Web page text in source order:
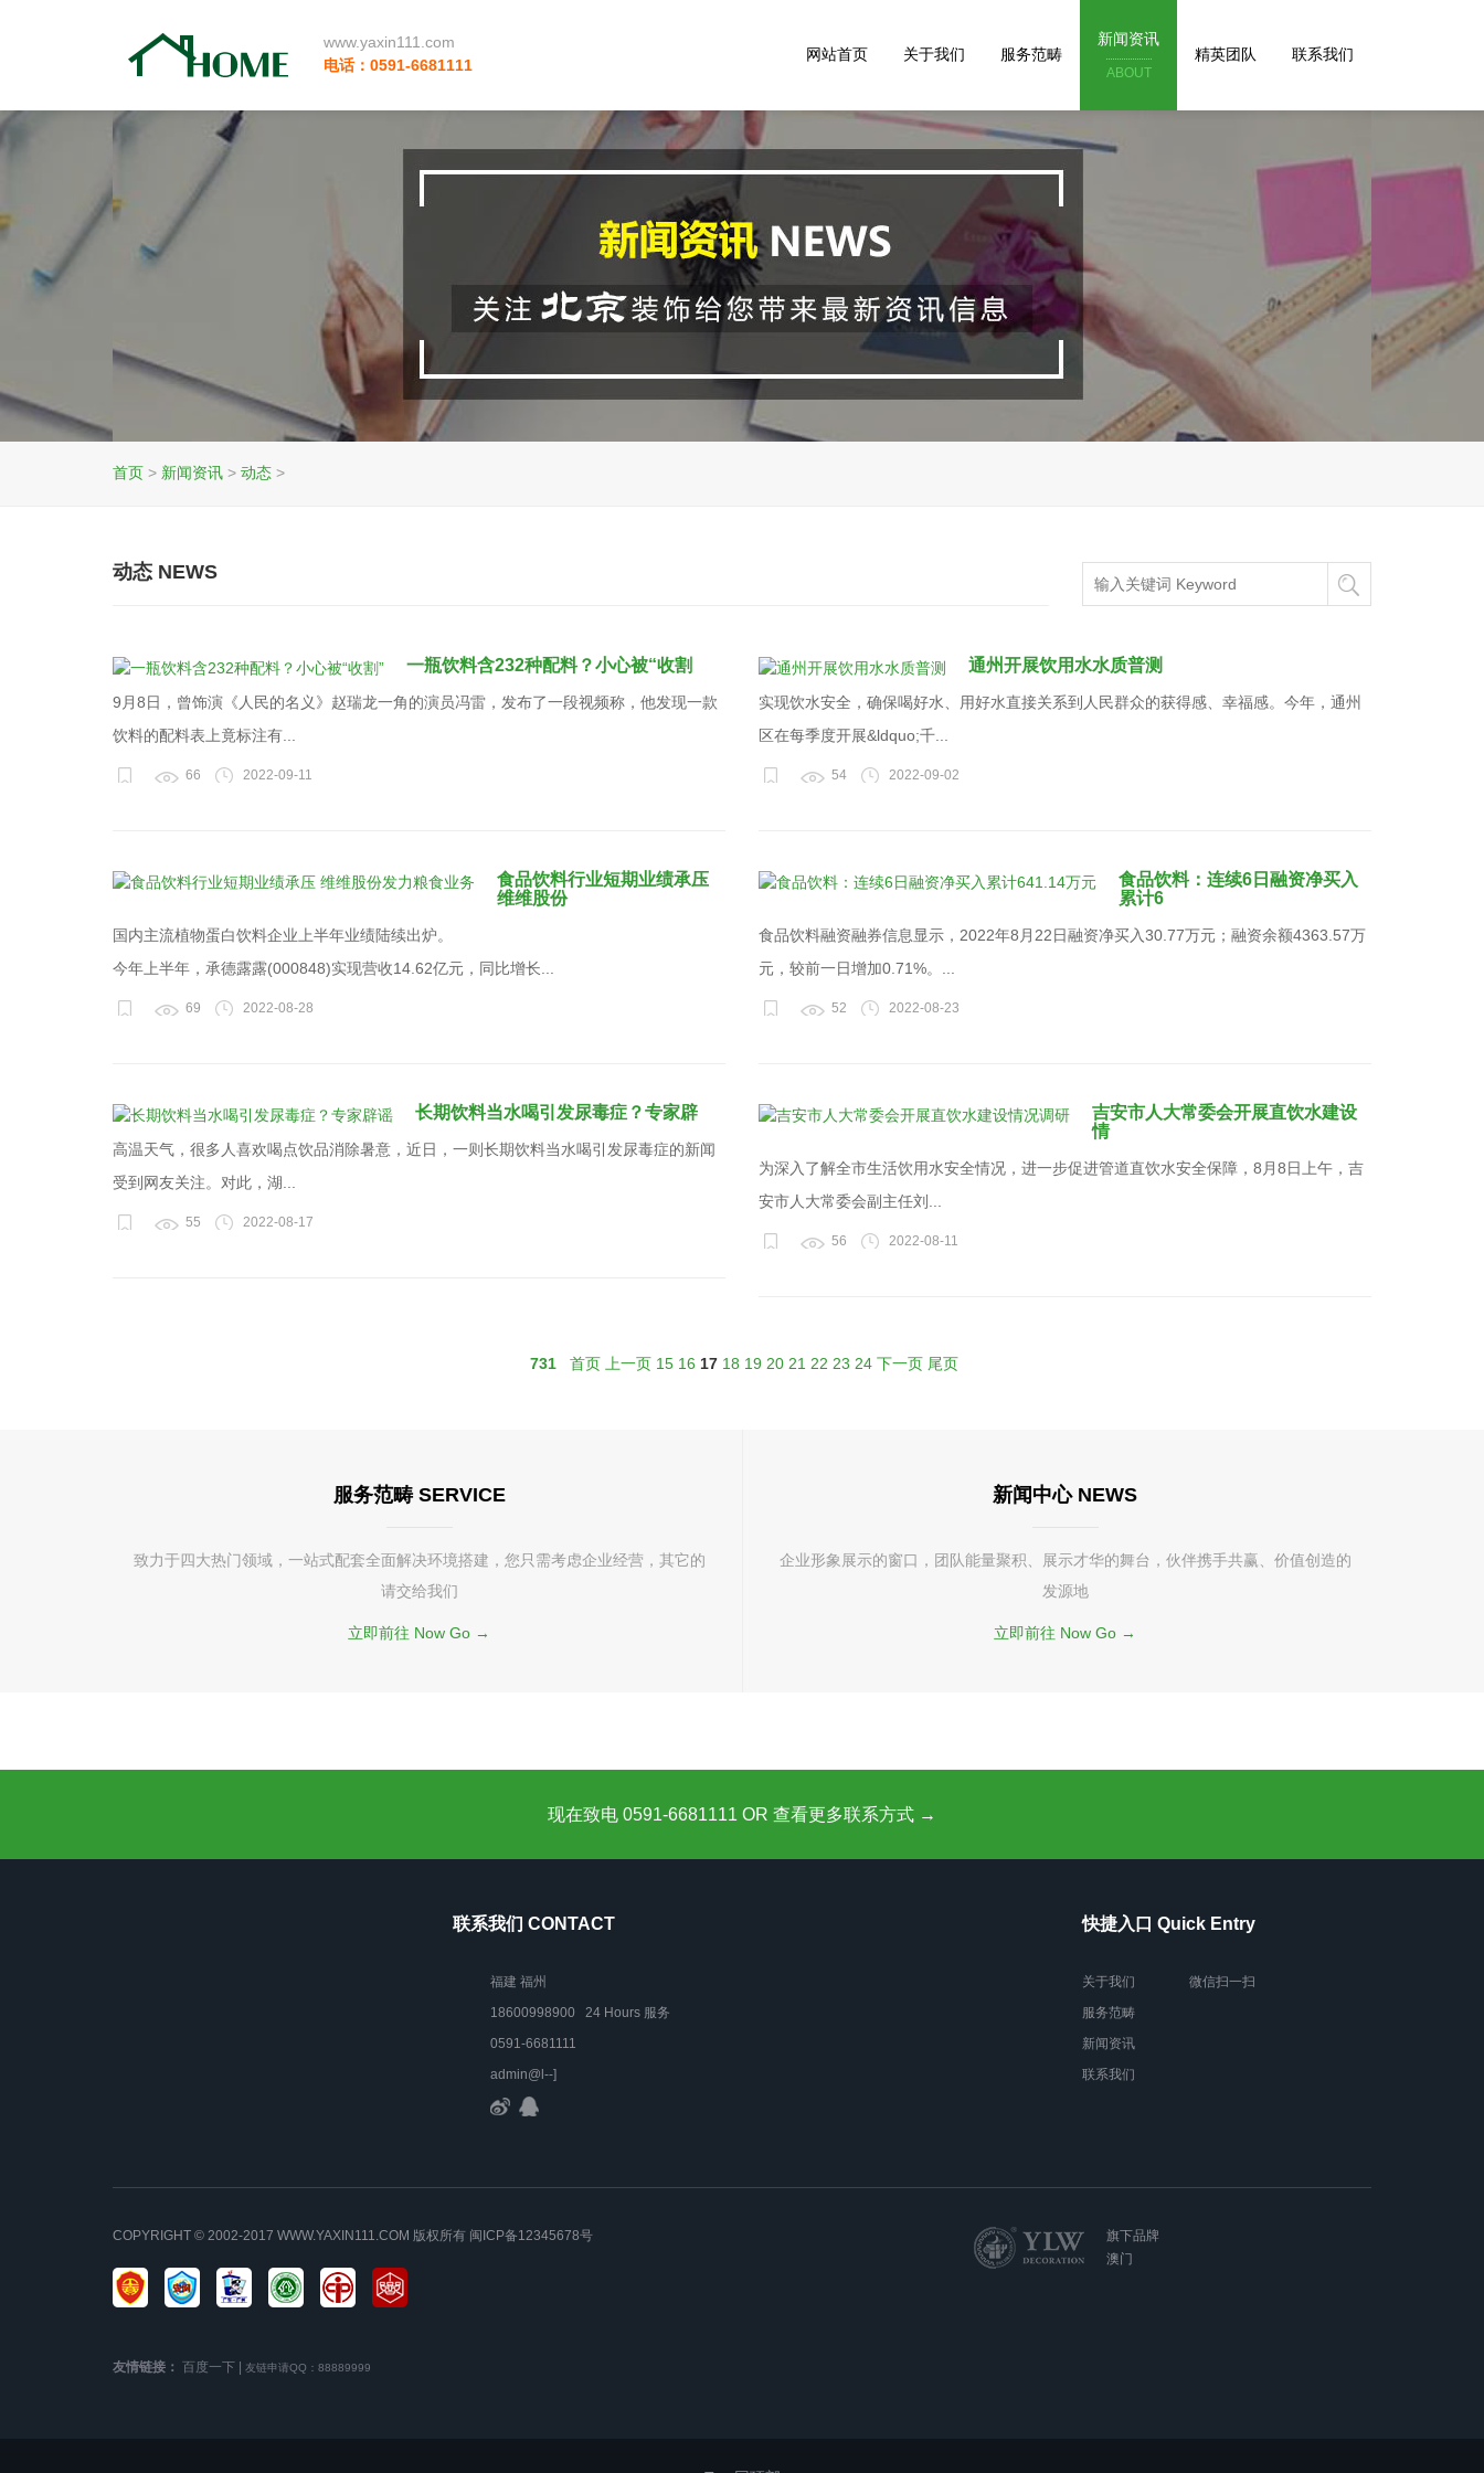
www.yaxin111.com
电话：0591-6681111
网站首页 关于我们 服务范畴
新闻资讯
ABOUT
精英团队 联系我们
首页 > 新闻资讯 > 动态 >
动态 NEWS
一瓶饮料含232种配料？小心被“收割
9月8日，曾饰演《人民的名义》赵瑞龙一角的演员冯雷，发布了一段视频称，他发现一款
饮料的配料表上竟标注有...
66 2022-09-11
通州开展饮用水水质普测
实现饮水安全，确保喝好水、用好水直接关系到人民群众的获得感、幸福感。今年，通州
区在每季度开展&ldquo;千...
54 2022-09-02
食品饮料行业短期业绩承压
维维股份
国内主流植物蛋白饮料企业上半年业绩陆续出炉。
今年上半年，承德露露(000848)实现营收14.62亿元，同比增长...
69 2022-08-28
食品饮料：连续6日融资净买入
累计6
食品饮料融资融券信息显示，2022年8月22日融资净买入30.77万元；融资余额4363.57万
元，较前一日增加0.71%。...
52 2022-08-23
长期饮料当水喝引发尿毒症？专家辟
高温天气，很多人喜欢喝点饮品消除暑意，近日，一则长期饮料当水喝引发尿毒症的新闻
受到网友关注。对此，湖...
55 2022-08-17
吉安市人大常委会开展直饮水建设
情
为深入了解全市生活饮用水安全情况，进一步促进管道直饮水安全保障，8月8日上午，吉
安市人大常委会副主任刘...
56 2022-08-11
731 首页 上一页 15 16 17 18 19 20 21 22 23 24 下一页 尾页
服务范畴 SERVICE
致力于四大热门领域，一站式配套全面解决环境搭建，您只需考虑企业经营，其它的
请交给我们
立即前往 Now Go →
新闻中心 NEWS
企业形象展示的窗口，团队能量聚积、展示才华的舞台，伙伴携手共赢、价值创造的
发源地
立即前往 Now Go →
现在致电 0591-6681111 OR 查看更多联系方式 →
联系我们 CONTACT
福建 福州
18600998900 24 Hours 服务
0591-6681111
admin@l--]
快捷入口 Quick Entry
关于我们
服务范畴
新闻资讯
联系我们
微信扫一扫
COPYRIGHT © 2002-2017 WWW.YAXIN111.COM 版权所有 闽ICP备12345678号
旗下品牌
澳门
友情链接： 百度一下 友链申请QQ：88889999